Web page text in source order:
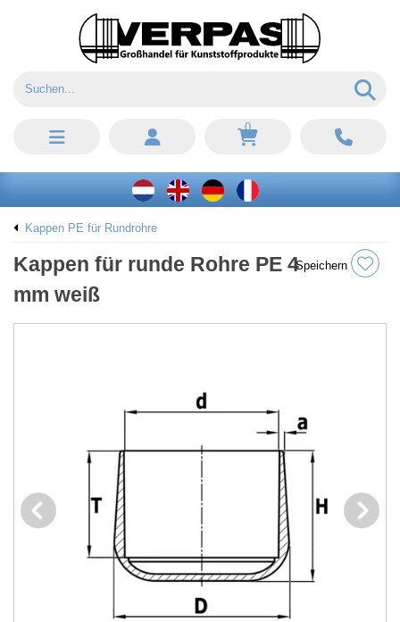
0
Kappen PE für Rundrohre
Kappen für runde Rohre PE 4
mm weiß
Speichern